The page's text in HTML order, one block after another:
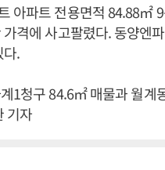
아파트 전용면적 84.88㎡
격에 사고팔렸다. 동양엔
.
1청구 84.6㎡ 매물과 월
기자